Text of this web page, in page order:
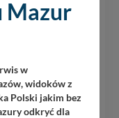
Mazur
w
widoków z
Polski jakim bez
odkryć dla